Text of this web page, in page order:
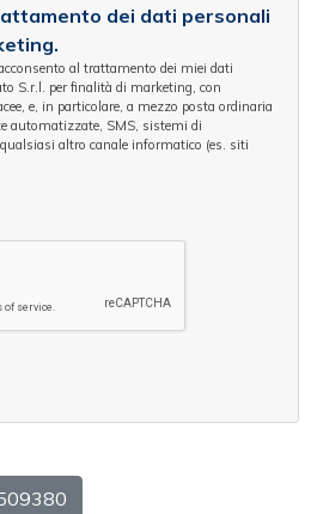
dei dati personali
acconsento al trattamento dei miei dati
S.r.l. per finalità di marketing, con
e, in particolare, a mezzo posta ordinaria
automatizzate, SMS, sistemi di
altro canale informatico (es. siti